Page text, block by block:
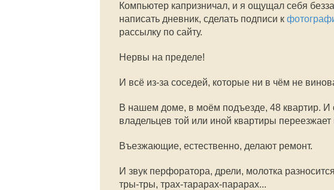
Компьютер капризничал, и я ощущал себя
написать дневник, сделать подписи к
рассылку по сайту.
Нервы на пределе!
И всё из-за соседей, которые ни в чём не
В нашем доме, в моём подъезде, 48 квартир. И
владельцев той или иной квартиры
Въезжающие, естественно, делают ремонт.
И звук перфоратора, дрели, молотка
тры-тры, трах-тарарах-парарах...